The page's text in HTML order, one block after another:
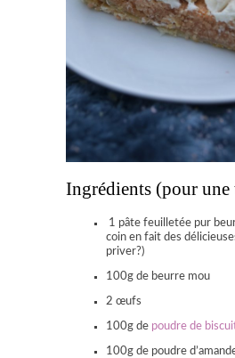
Ingrédients (pour une
1 pâte feuilletée pur
coin en fait des
priver?)
100g de beurre mou
2 œufs
100g de poudre de
100g de poudre